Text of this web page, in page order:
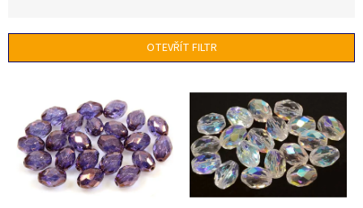
í
r
OTEVŘÍT FILTR